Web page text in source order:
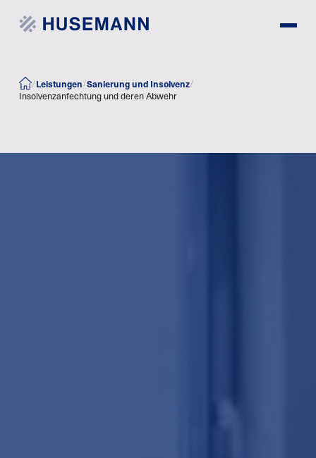
/Leistungen/Sanierung und Insolvenz/
Insolvenzanfechtung und deren Abwehr